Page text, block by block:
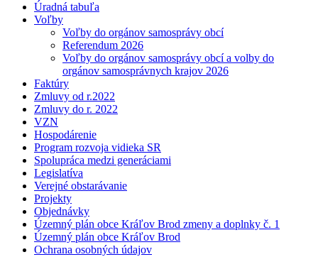
Úradná tabuľa
Voľby
Voľby do orgánov samosprávy obcí
Referendum 2026
Voľby do orgánov samosprávy obcí a volby do
orgánov samosprávnych krajov 2026
Faktúry
Zmluvy od r.2022
Zmluvy do r. 2022
VZN
Hospodárenie
Program rozvoja vidieka SR
Spolupráca medzi generáciami
Legislatíva
Verejné obstarávanie
Projekty
Objednávky
Územný plán obce Kráľov Brod zmeny a doplnky č. 1
Územný plán obce Kráľov Brod
Ochrana osobných údajov